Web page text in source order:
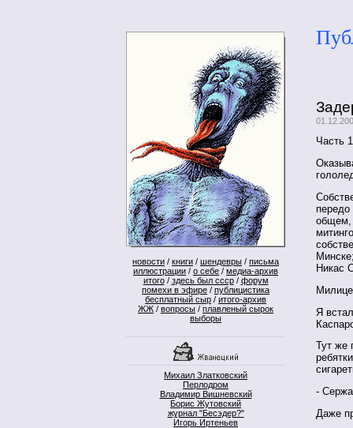
новости / книги / шендевры / письма
иллюстрации / о себе / медиа-архив
итого/ здесь был ссср/ форум
помехи в эфире / публицистика
бесплатный сыр / итого-архив
ЖЖ / вопросы / плавленый сырок
выборы
Михаил Златковский
Перлодром
Владимир Вишневский
Борис Жутовский
журнал "Бесэдер?"
Игорь Иртеньев
Часть
общем,
Никас
Я
Тут же
-
Даже